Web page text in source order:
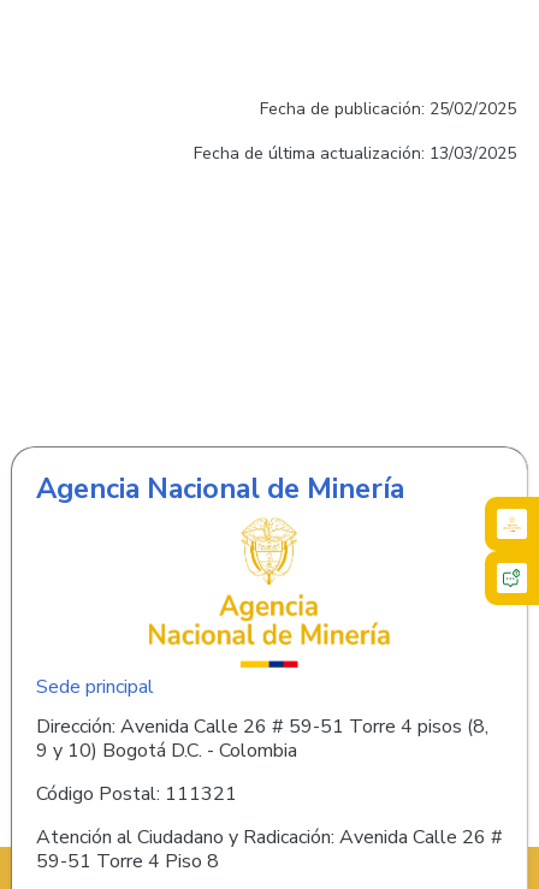
Fecha de publicación: 25/02/2025
Fecha de última actualización: 13/03/2025
Agencia Nacional de Minería
Sede principal
Dirección: Avenida Calle 26 # 59-51 Torre 4 pisos (8,
9 y 10) Bogotá D.C. - Colombia
Código Postal: 111321
Atención al Ciudadano y Radicación: Avenida Calle 26 #
59-51 Torre 4 Piso 8